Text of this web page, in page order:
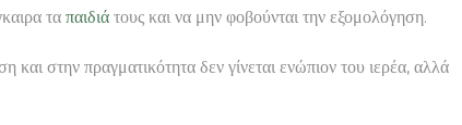
τα παιδιά τους και να μην φοβούνται την εξομολόγηση.
στην πραγματικότητα δεν γίνεται ενώπιον του ιερέα, αλλά